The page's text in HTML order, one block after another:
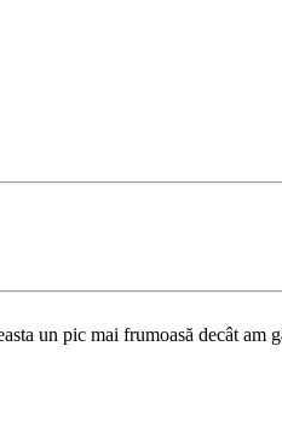
un pic mai frumoasă decât